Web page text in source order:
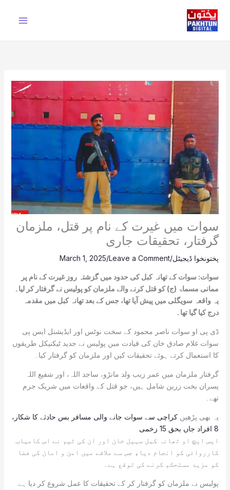
content
سوات میں غیرت کے نام پر قتل، ملزمان
گرفتار، تحقیقات جاری
پختونخوا ڈیجیٹل/
Leave a Comment
/
March 1, 2025
سوات: سوات کے تھانہ کبل کی حدود میں گزشتہ روز غیرت کے نام پر
ممانی مسماۃ (ج) کو قتل کرنے والے ملزمان کو پولیس نے گرفتار کر لیا۔
یہ واقعہ سویگلی میں پیش آیا تھا، جس کے بعد تھانہ کبل میں مقدمہ
درج کیا گیا تھا۔
ڈی پی او سوات ناصر محمود کے سخت نوٹس اور ایڈیشنل ایس پی
سوات غلام صادق خان کی قیادت میں پولیس نے جدید ٹیکنیکل طریقوں
کا استعمال کرتے ہوئے تحقیقات کیں اور ملزمان کو گرفتار کیا۔
گرفتار ملزمان میں عمر زیب ولد مانڑو، ساجد اللہ، اور شفیع اللہ
پسران بخت زرین شامل ہیں، جو قتل کے واقعات میں شریک جرم
تھے۔
یہ بھی پڑھیں کراچی سے سوات جانے والی مسافر بس حادثے کا شکار،
8 افراد جاں بحق 15 زخمی
ایس ایچ او تھانہ کبل سہیل خان اور ان کی ٹیم نے اس کامیاب
کارروائی کو انجام دیا، جس سے علاقے میں امن و امان کی فضا
کو مزید مستحکم کرنے کی توقع ہے۔
پولیس نے ملزمان کو گرفتار کر کے تحقیقات کا عمل شروع کر دیا ہے